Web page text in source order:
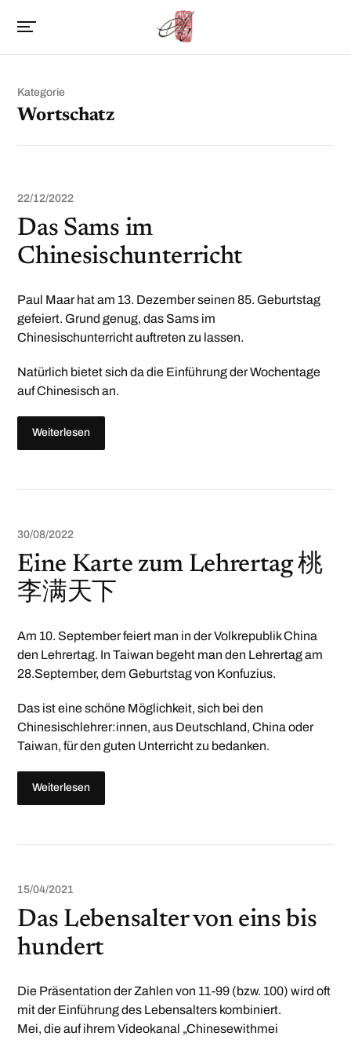
Kategorie
Wortschatz
22/12/2022
Das Sams im
Chinesischunterricht
Paul Maar hat am 13. Dezember seinen 85. Geburtstag
gefeiert. Grund genug, das Sams im
Chinesischunterricht auftreten zu lassen.
Natürlich bietet sich da die Einführung der Wochentage
auf Chinesisch an.
Weiterlesen
30/08/2022
Eine Karte zum Lehrertag 桃
李满天下
Am 10. September feiert man in der Volkrepublik China
den Lehrertag. In Taiwan begeht man den Lehrertag am
28.September, dem Geburtstag von Konfuzius.
Das ist eine schöne Möglichkeit, sich bei den
Chinesischlehrer:innen, aus Deutschland, China oder
Taiwan, für den guten Unterricht zu bedanken.
Weiterlesen
15/04/2021
Das Lebensalter von eins bis
hundert
Die Präsentation der Zahlen von 11-99 (bzw. 100) wird oft
mit der Einführung des Lebensalters kombiniert.
Mei, die auf ihrem Videokanal „Chinesewithmei